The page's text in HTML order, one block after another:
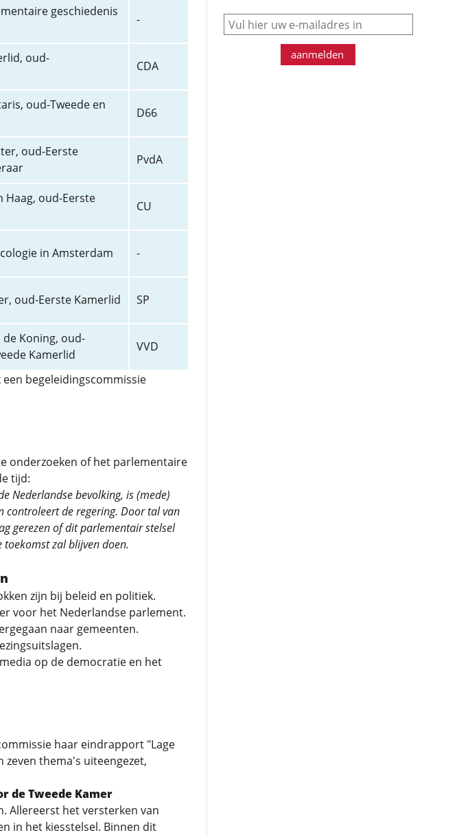
geschiedenis
-
oud-
CDA
oud-Tweede en
D66
oud-Eerste
PvdA
Haag, oud-Eerste
CU
in Amsterdam -
oud-Eerste Kamerlid SP
Koning, oud-
Kamerlid
VVD
begeleidingscommissie
onderzoeken of het parlementaire
tijd:
Nederlandse bevolking, is (mede)
controleert de regering. Door tal van
gerezen of dit parlementair stelsel
zal blijven doen.
zijn bij beleid en politiek.
voor het Nederlandse parlement.
naar gemeenten.
op de democratie en het
haar eindrapport "Lage
thema's uiteengezet,
de Tweede Kamer
Allereerst het versterken van
in het kiesstelsel. Binnen dit
e-mail
aanmelden